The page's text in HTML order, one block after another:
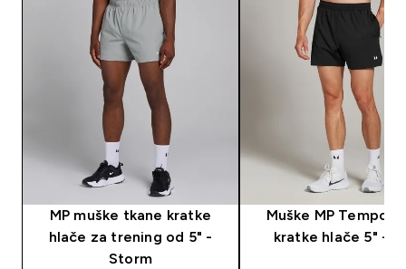
MP muške tkane kratke
hlače za trening od 5" -
Storm
Muške MP Tempo
kratke hlače 5" -